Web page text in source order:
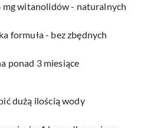
witanolidów - naturalnych
formuła - bez zbędnych
ponad 3 miesiące
dużą ilością wody